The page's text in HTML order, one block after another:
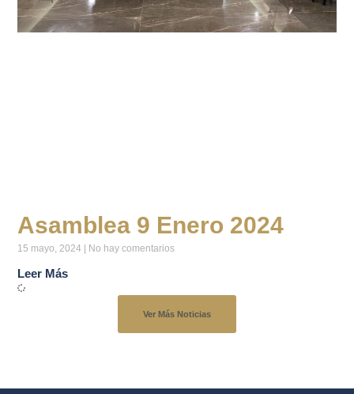
Asamblea 9 Enero 2024
15 mayo, 2024 No hay comentarios
Leer Más
Ver Más Noticias